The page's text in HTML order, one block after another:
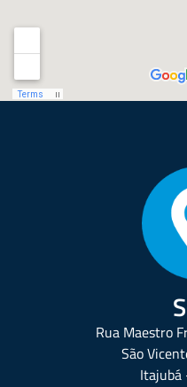
Rua Maestro
São
Itajubá